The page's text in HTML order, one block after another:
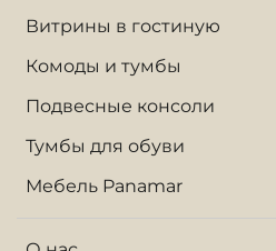
Витрины в гостиную
Комоды и тумбы
Подвесные консоли
Тумбы для обуви
Мебель Panamar